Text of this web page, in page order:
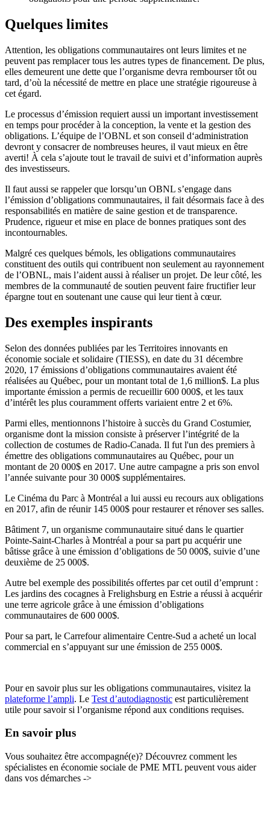
Quelques limites
Attention, les obligations communautaires ont leurs limites et ne
peuvent pas remplacer tous les autres types de financement. De plus,
elles demeurent une dette que l’organisme devra rembourser tôt ou
tard, d’où la nécessité de mettre en place une stratégie rigoureuse à
cet égard.
Le processus d’émission requiert aussi un important investissement
en temps pour procéder à la conception, la vente et la gestion des
obligations. L’équipe de l’OBNL et son conseil d‘administration
devront y consacrer de nombreuses heures, il vaut mieux en être
averti! À cela s’ajoute tout le travail de suivi et d’information auprès
des investisseurs.
Il faut aussi se rappeler que lorsqu’un OBNL s’engage dans
l’émission d’obligations communautaires, il fait désormais face à des
responsabilités en matière de saine gestion et de transparence.
Prudence, rigueur et mise en place de bonnes pratiques sont des
incontournables.
Malgré ces quelques bémols, les obligations communautaires
constituent des outils qui contribuent non seulement au rayonnement
de l’OBNL, mais l’aident aussi à réaliser un projet. De leur côté, les
membres de la communauté de soutien peuvent faire fructifier leur
épargne tout en soutenant une cause qui leur tient à cœur.
Des exemples inspirants
Selon des données publiées par les Territoires innovants en
économie sociale et solidaire (TIESS), en date du 31 décembre
2020, 17 émissions d’obligations communautaires avaient été
réalisées au Québec, pour un montant total de 1,6 million$. La plus
importante émission a permis de recueillir 600 000$, et les taux
d’intérêt les plus couramment offerts variaient entre 2 et 6%.
Parmi elles, mentionnons l’histoire à succès du Grand Costumier,
organisme dont la mission consiste à préserver l’intégrité de la
collection de costumes de Radio-Canada. Il fut l'un des premiers à
émettre des obligations communautaires au Québec, pour un
montant de 20 000$ en 2017. Une autre campagne a pris son envol
l’année suivante pour 30 000$ supplémentaires.
Le Cinéma du Parc à Montréal a lui aussi eu recours aux obligations
en 2017, afin de réunir 145 000$ pour restaurer et rénover ses salles.
Bâtiment 7, un organisme communautaire situé dans le quartier
Pointe-Saint-Charles à Montréal a pour sa part pu acquérir une
bâtisse grâce à une émission d’obligations de 50 000$, suivie d’une
deuxième de 25 000$.
Autre bel exemple des possibilités offertes par cet outil d’emprunt :
Les jardins des cocagnes à Frelighsburg en Estrie a réussi à acquérir
une terre agricole grâce à une émission d’obligations
communautaires de 600 000$.
Pour sa part, le Carrefour alimentaire Centre-Sud a acheté un local
commercial en s’appuyant sur une émission de 255 000$.
Pour en savoir plus sur les obligations communautaires, visitez la
plateforme l’ampli. Le Test d’autodiagnostic est particulièrement
utile pour savoir si l’organisme répond aux conditions requises.
En savoir plus
Vous souhaitez être accompagné(e)? Découvrez comment les
spécialistes en économie sociale de PME MTL peuvent vous aider
dans vos démarches ->